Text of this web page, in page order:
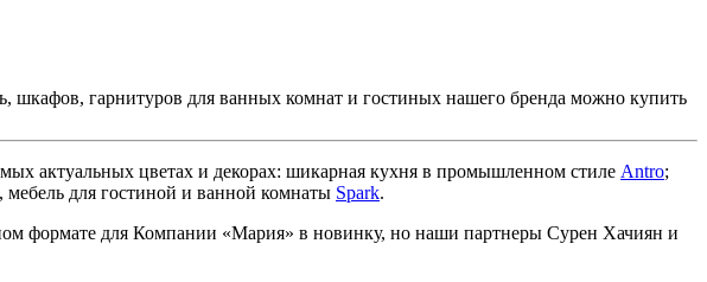
шкафов, гарнитуров для ванных комнат и гостиных нашего бренда можно купить
актуальных цветах и декорах: шикарная кухня в промышленном стиле Antro;
мебель для гостиной и ванной комнаты Spark.
формате для Компании «Мария» в новинку, но наши партнеры Сурен Хачиян и